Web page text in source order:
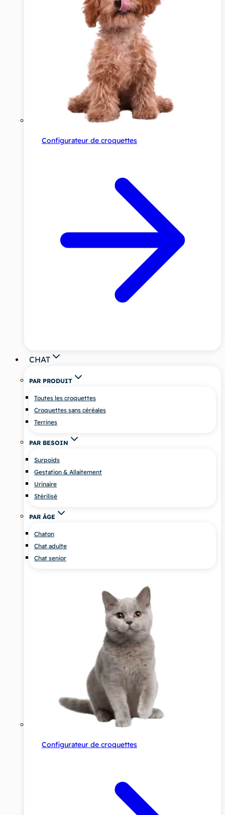
Configurateur de croquettes
CHAT
PAR PRODUIT
Toutes les croquettes
Croquettes sans céréales
Terrines
PAR BESOIN
Surpoids
Gestation & Allaitement
Urinaire
Stérilisé
PAR ÂGE
Chaton
Chat adulte
Chat senior
Configurateur de croquettes